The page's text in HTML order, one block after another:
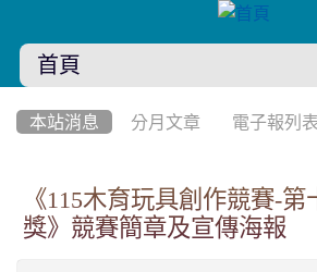
首頁
本站消息 分月文章 電子報列表
《115木育玩具創作競賽-
獎》競賽簡章及宣傳海報